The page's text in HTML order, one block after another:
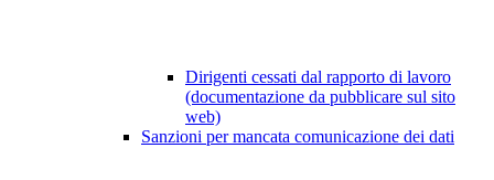
Dirigenti cessati dal rapporto di lavoro
(documentazione da pubblicare sul sito
web)
Sanzioni per mancata comunicazione dei dati